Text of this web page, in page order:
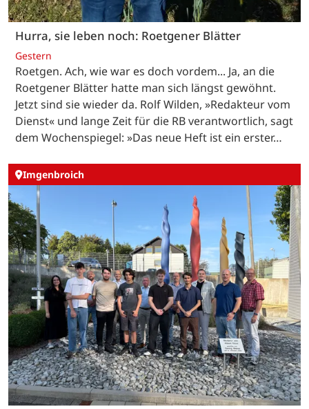
Hurra, sie leben noch: Roetgener Blätter
Gestern
Roetgen. Ach, wie war es doch vordem... Ja, an die
Roetgener Blätter hatte man sich längst gewöhnt.
Jetzt sind sie wieder da. Rolf Wilden, »Redakteur vom
Dienst« und lange Zeit für die RB verantwortlich, sagt
dem Wochenspiegel: »Das neue Heft ist ein erster…
Imgenbroich